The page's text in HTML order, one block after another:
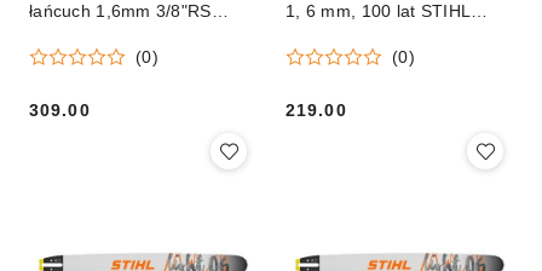
łańcuch 1,6mm 3/8"RS
(0)
309.00
1, 6 mm, 100 lat STIHL
3003
(0)
219.00